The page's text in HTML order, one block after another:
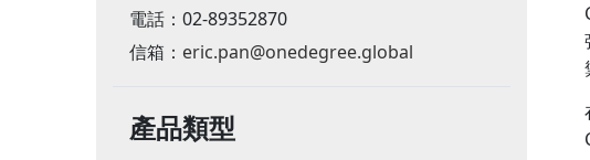
電話：02-89352870
信箱： eric.pan@onedegree.global
產品類型